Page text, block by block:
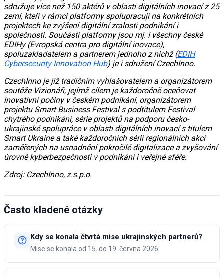
sdružuje více než 150 aktérů v oblasti digitálních inovací z 25
zemí, kteří v rámci platformy spolupracují na konkrétních
projektech ke zvýšení digitální zralosti podnikání i
společnosti. Součástí platformy jsou mj. i všechny české
EDIHy (Evropská centra pro digitální inovace),
spoluzakladatelem a partnerem jednoho z nichž (EDIH
Cybersecurity Innovation Hub) je i sdružení CzechInno.
CzechInno je již tradičním vyhlašovatelem a organizátorem
soutěže Vizionáři, jejímž cílem je každoročně oceňovat
inovativní počiny v českém podnikání, organizátorem
projektu Smart Business Festival s podtitulem Festival
chytrého podnikání, série projektů na podporu česko-
ukrajinské spolupráce v oblasti digitálních inovací s titulem
Smart Ukraine a také každoročních sérií regionálních akcí
zaměřených na usnadnění pokročilé digitalizace a zvyšování
úrovně kyberbezpečnosti v podnikání i veřejné sféře.
Zdroj: CzechInno, z.s.p.o.
Často kladené otázky
Kdy se konala čtvrtá mise ukrajinských partnerů?
Mise se konala od 15. do 19. června 2026.